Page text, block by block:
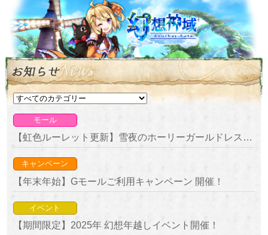
モール
【虹色ルーレット更新】雪夜のホーリーガールドレス＆銀夜のホーリーボーイコートが新登場！
キャンペーン
【年末年始】Gモールご利用キャンペーン 開催！
イベント
【期間限定】2025年 幻想年越しイベント開催！